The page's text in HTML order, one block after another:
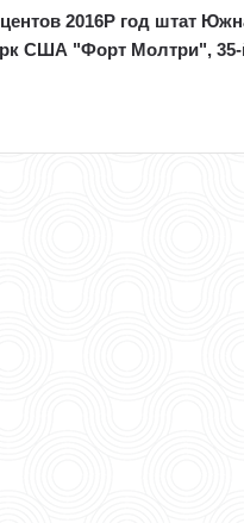
2016Р год штат
США "Форт Молтри",